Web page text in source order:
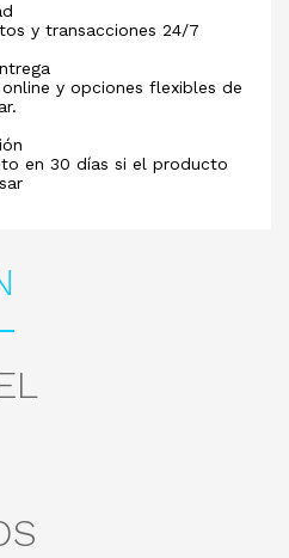
y transacciones 24/7
y opciones flexibles de
en 30 días si el producto